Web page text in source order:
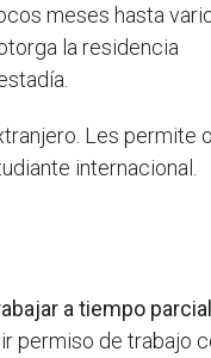
meses hasta
la residencia
Les permite
internacional.
a tiempo
permiso de trabajo